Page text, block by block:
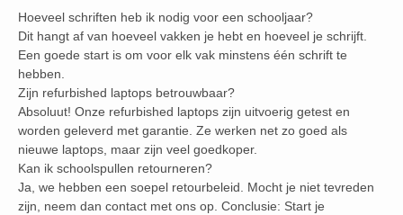
Hoeveel schriften heb ik nodig voor een schooljaar?
Dit hangt af van hoeveel vakken je hebt en hoeveel je schrijft.
Een goede start is om voor elk vak minstens één schrift te
hebben.
Zijn refurbished laptops betrouwbaar?
Absoluut! Onze refurbished laptops zijn uitvoerig getest en
worden geleverd met garantie. Ze werken net zo goed als
nieuwe laptops, maar zijn veel goedkoper.
Kan ik schoolspullen retourneren?
Ja, we hebben een soepel retourbeleid. Mocht je niet tevreden
zijn, neem dan contact met ons op. Conclusie: Start je